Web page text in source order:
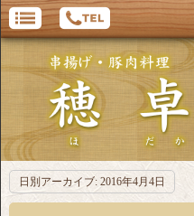
日別アーカイブ: 2016年4月4日